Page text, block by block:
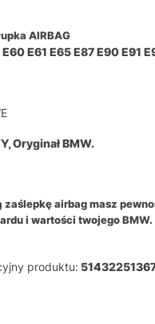
AIRBAG
E61 E65 E87 E90 E91
Oryginał BMW.
airbag masz
i wartości twojego BMW.
produktu: